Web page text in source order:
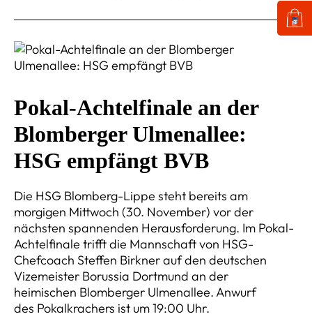
Pokal-Achtelfinale an der
Blomberger Ulmenallee:
HSG empfängt BVB
Die HSG Blomberg-Lippe steht bereits am
morgigen Mittwoch (30. November) vor der
nächsten spannenden Herausforderung. Im Pokal-
Achtelfinale trifft die Mannschaft von HSG-
Chefcoach Steffen Birkner auf den deutschen
Vizemeister Borussia Dortmund an der
heimischen Blomberger Ulmenallee. Anwurf
des Pokalkrachers ist um 19:00 Uhr.